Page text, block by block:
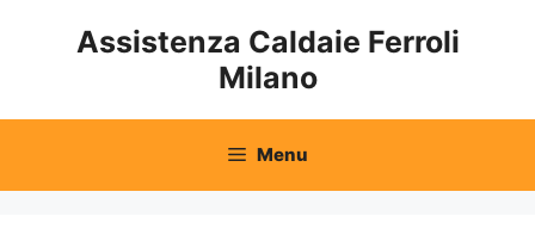
Assistenza Caldaie Ferroli
Milano
Menu